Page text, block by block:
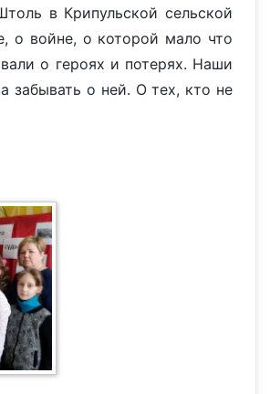
в Крипульской сельской
о войне, о которой мало что
о героях и потерях. Наши
забывать о ней. О тех, кто не